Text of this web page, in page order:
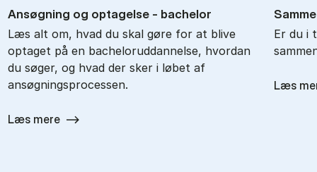
An­søg­ning og op­ta­gel­se - ba­chel­or
Læs alt om, hvad du skal gøre for at blive
optaget på en bacheloruddannelse, hvordan
du søger, og hvad der sker i løbet af
ansøgningsprocessen.
Læs mere
Er du i
Læs